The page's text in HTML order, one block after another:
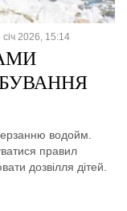
січ 2026, 15:14
водойм.
правил
дозвілля дітей.